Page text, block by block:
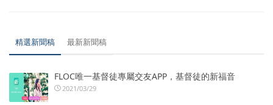
精選新聞稿 最新新聞稿
FLOC唯一基督徒專屬交友APP，基督徒的新福音
2021/03/29